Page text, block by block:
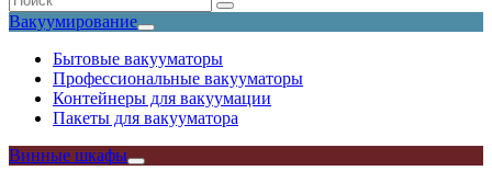
Вакуумирование
Бытовые вакууматоры
Профессиональные вакууматоры
Контейнеры для вакуумации
Пакеты для вакууматора
Винные шкафы